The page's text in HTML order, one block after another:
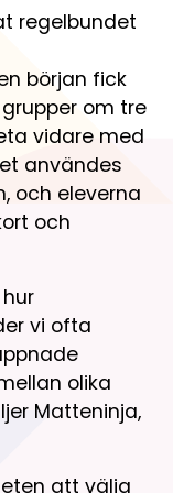
i matematik
våra medel
regelbundet
början fick
om tre
vidare med
användes
och eleverna
och
vi ofta
olika
Matteninja,
att välja